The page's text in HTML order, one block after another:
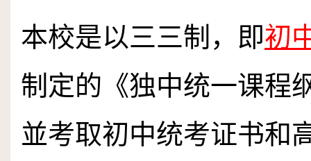
本校是以三三制，即初
制定的《独中统一课程
並考取初中统考证书和